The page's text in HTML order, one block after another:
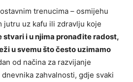
trenucima – osmijehu
jutru uz kafu ili zdravlju koje
stvari i u njima pronađite radost,
u svemu što često uzimamo
od načina za razvijanje
zahvalnosti, gdje svaki